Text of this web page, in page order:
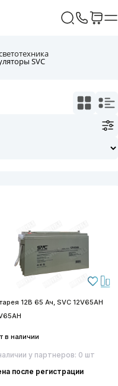
SVC
12В 65 Ач, SVC 12V65AH
в наличии
у партнеров: 0 шт
после регистрации